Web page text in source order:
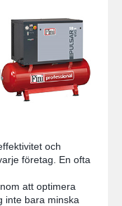
och
företag. En ofta
att optimera
inte bara minska